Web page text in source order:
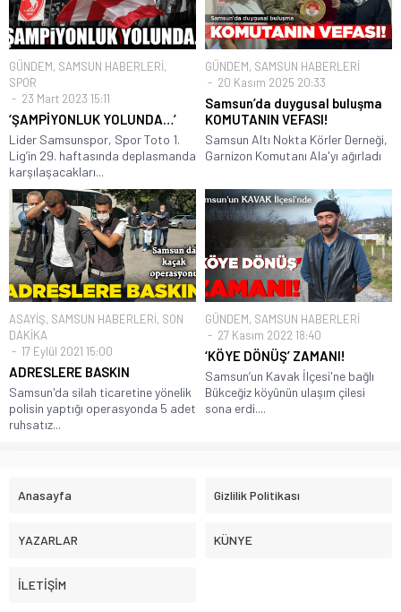
GÜNDEM, SAMSUN HABERLERİ,
SPOR
23 Mart 2023 15:11
‘ŞAMPİYONLUK YOLUNDA…’
Lider Samsunspor, Spor Toto 1.
Lig’in 29. haftasında deplasmanda
karşılaşacakları...
GÜNDEM, SAMSUN HABERLERİ
20 Kasım 2025 20:33
Samsun’da duygusal buluşma
KOMUTANIN VEFASI!
Samsun Altı Nokta Körler Derneği,
Garnizon Komutanı Ala'yı ağırladı
ASAYİŞ, SAMSUN HABERLERİ, SON
DAKİKA
17 Eylül 2021 15:00
ADRESLERE BASKIN
Samsun'da silah ticaretine yönelik
polisin yaptığı operasyonda 5 adet
ruhsatız...
GÜNDEM, SAMSUN HABERLERİ
27 Kasım 2022 18:40
‘KÖYE DÖNÜŞ’ ZAMANI!
Samsun’un Kavak İlçesi'ne bağlı
Bükceğiz köyünün ulaşım çilesi
sona erdi....
Anasayfa Gizlilik Politikası
YAZARLAR KÜNYE
İLETİŞİM